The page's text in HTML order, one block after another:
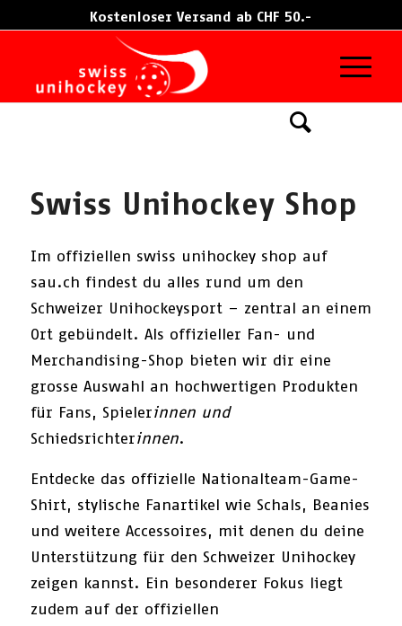
Kostenloser Versand ab CHF 50.-
Swiss Unihockey Shop
Im offiziellen swiss unihockey shop auf
sau.ch findest du alles rund um den
Schweizer Unihockeysport – zentral an einem
Ort gebündelt. Als offizieller Fan- und
Merchandising-Shop bieten wir dir eine
grosse Auswahl an hochwertigen Produkten
für Fans, Spielerinnen und
Schiedsrichterinnen.
Entdecke das offizielle Nationalteam-Game-
Shirt, stylische Fanartikel wie Schals, Beanies
und weitere Accessoires, mit denen du deine
Unterstützung für den Schweizer Unihockey
zeigen kannst. Ein besonderer Fokus liegt
zudem auf der offiziellen